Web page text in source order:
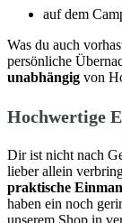
auf dem
Was du auch
persönliche
unabhängig von
Hochwertige
Dir ist nicht nach
lieber allein
praktische
haben ein noch
unserem Shop in